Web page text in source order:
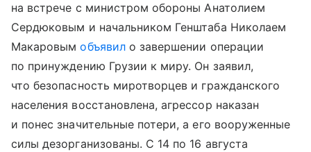
на встрече с министром обороны Анатолием
Сердюковым и начальником Генштаба Николаем
Макаровымобъявило завершении операции
по принуждению Грузии к миру. Он заявил,
что безопасность миротворцев и гражданского
населения восстановлена, агрессор наказан
и понес значительные потери, а его вооруженные
силы дезорганизованы. С 14 по 16 августа